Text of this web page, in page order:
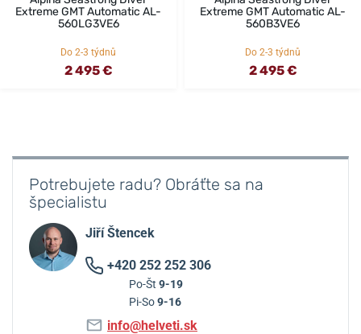
Extreme GMT Automatic AL-
560LG3VE6
Do 2-3 týdnů
2 495 €
Extreme GMT Automatic AL-
560B3VE6
Do 2-3 týdnů
2 495 €
Potrebujete radu? Obráťte sa na
špecialistu
Jiří Štencek
+420 252 252 306
Po-Št 9-19
Pi-So9-16
info@helveti.sk